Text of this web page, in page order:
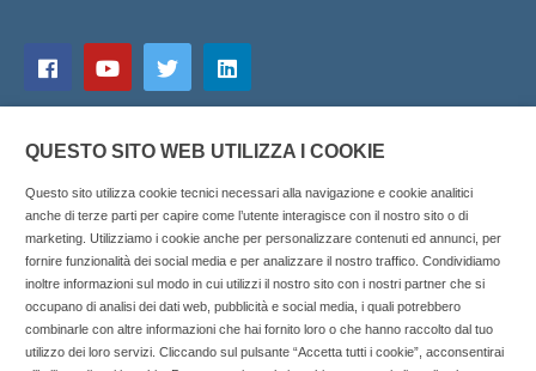
Copyright © 2025 SOCIALFARMA - La piattaforma web per i
professionisti della farmacia. Tutti i diritti riservati.
QUESTO SITO WEB UTILIZZA I COOKIE
Questo sito utilizza cookie tecnici necessari alla navigazione e cookie analitici
anche di terze parti per capire come l’utente interagisce con il nostro sito o di
marketing. Utilizziamo i cookie anche per personalizzare contenuti ed annunci, per
fornire funzionalità dei social media e per analizzare il nostro traffico. Condividiamo
inoltre informazioni sul modo in cui utilizzi il nostro sito con i nostri partner che si
occupano di analisi dei dati web, pubblicità e social media, i quali potrebbero
combinarle con altre informazioni che hai fornito loro o che hanno raccolto dal tuo
utilizzo dei loro servizi. Cliccando sul pulsante “Accetta tutti i cookie”, acconsentirai